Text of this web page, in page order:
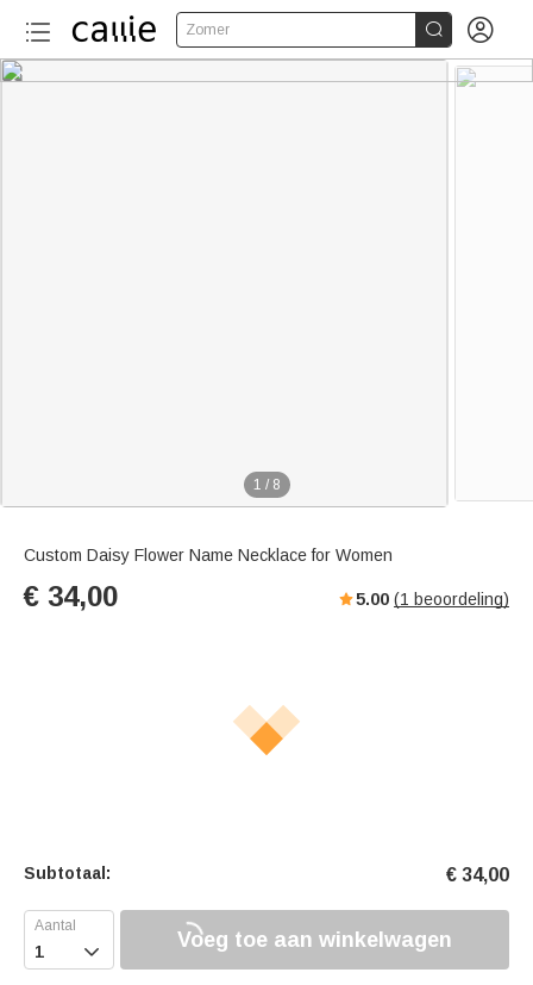
Zomer  
1 / 8
Custom Daisy Flower Name Necklace for Women
€ 34,00 5.00 (1 beoordeling)
Subtotaal: € 34,00
 Voeg toe aan winkelwagen